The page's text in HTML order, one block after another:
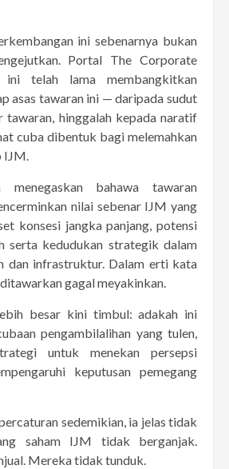
ini sebenarnya bukan
Portal The Corporate
ini telah lama membangkitkan
asas tawaran ini — daripada sudut
tawaran, hinggalah kepada naratif
cuba dibentuk bagi melemahkan
IJM.
menegaskan bahawa tawaran
nilai sebenar IJM yang
konsesi jangka panjang, potensi
serta kedudukan strategik dalam
dan infrastruktur. Dalam erti kata
gagal meyakinkan.
besar kini timbul: adakah ini
pengambilalihan yang tulen,
untuk menekan persepsi
keputusan pemegang
sedemikian, ia jelas tidak
saham IJM tidak berganjak.
Mereka tidak tunduk.